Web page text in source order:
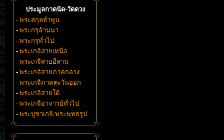
ประมูลกาดนัด-วัดดวง
- พระสกุลลำพูน
- พระกรุล้านนา
- พระกรุทั่วไป
- พระเกจิสายเหนือ
- พระเกจิสายอีสาน
- พระเกจิสายภาคกลาง
- พระเกจิภาคตะวันออก
- พระเกจิสายใต้
- พระเกจิอาจารย์ทั่วไป
- พระบูชาเกจิ/พระพุทธรูป